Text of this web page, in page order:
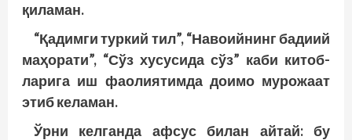
қиламан.
“Қадимги туркий тил”, “Навоийнинг бадиий
маҳорати”, “Сўз хусусида сўз” каби китоб­
ларига иш фаолиятимда дои­­мо мурожаат
этиб келаман.
Ўрни келганда афсус билан айтай: бу